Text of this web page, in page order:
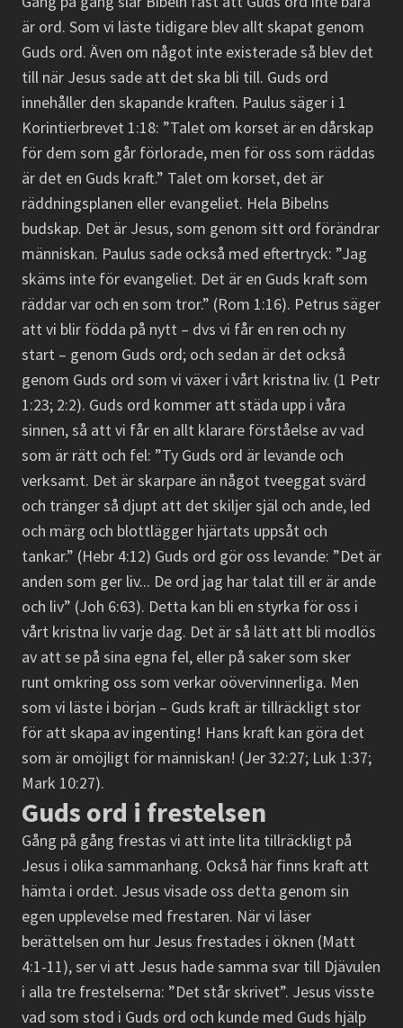
är ord. Som vi läste tidigare blev allt skapat genom
Guds ord. Även om något inte existerade så blev det
till när Jesus sade att det ska bli till. Guds ord
innehåller den skapande kraften. Paulus säger i 1
Korintierbrevet 1:18: ”Talet om korset är en dårskap
för dem som går förlorade, men för oss som räddas
är det en Guds kraft.” Talet om korset, det är
räddningsplanen eller evangeliet. Hela Bibelns
budskap. Det är Jesus, som genom sitt ord förändrar
människan. Paulus sade också med eftertryck: ”Jag
skäms inte för evangeliet. Det är en Guds kraft som
räddar var och en som tror.” (Rom 1:16). Petrus säger
att vi blir födda på nytt – dvs vi får en ren och ny
start – genom Guds ord; och sedan är det också
genom Guds ord som vi växer i vårt kristna liv. (1 Petr
1:23; 2:2). Guds ord kommer att städa upp i våra
sinnen, så att vi får en allt klarare förståelse av vad
som är rätt och fel: ”Ty Guds ord är levande och
verksamt. Det är skarpare än något tveeggat svärd
och tränger så djupt att det skiljer själ och ande, led
och märg och blottlägger hjärtats uppsåt och
tankar.” (Hebr 4:12) Guds ord gör oss levande: ”Det är
anden som ger liv... De ord jag har talat till er är ande
och liv” (Joh 6:63). Detta kan bli en styrka för oss i
vårt kristna liv varje dag. Det är så lätt att bli modlös
av att se på sina egna fel, eller på saker som sker
runt omkring oss som verkar oövervinnerliga. Men
som vi läste i början – Guds kraft är tillräckligt stor
för att skapa av ingenting! Hans kraft kan göra det
som är omöjligt för människan! (Jer 32:27; Luk 1:37;
Mark 10:27).
Guds ord i frestelsen
Gång på gång frestas vi att inte lita tillräckligt på
Jesus i olika sammanhang. Också här finns kraft att
hämta i ordet. Jesus visade oss detta genom sin
egen upplevelse med frestaren. När vi läser
berättelsen om hur Jesus frestades i öknen (Matt
4:1-11), ser vi att Jesus hade samma svar till Djävulen
i alla tre frestelserna: ”Det står skrivet”. Jesus visste
vad som stod i Guds ord och kunde med Guds hjälp